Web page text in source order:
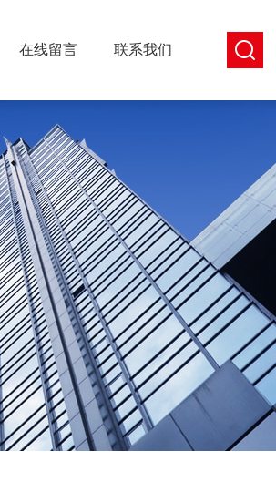
在线留言 联系我们